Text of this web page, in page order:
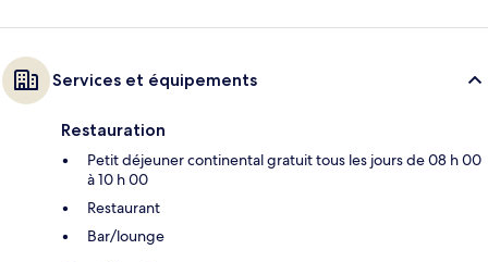
Services et équipements
Restauration
Petit déjeuner continental gratuit tous les jours de 08 h 00
à 10 h 00
Restaurant
Bar/lounge